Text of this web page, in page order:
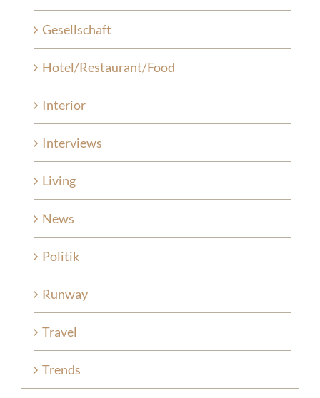
Gesellschaft
Hotel/Restaurant/Food
Interior
Interviews
Living
News
Politik
Runway
Travel
Trends